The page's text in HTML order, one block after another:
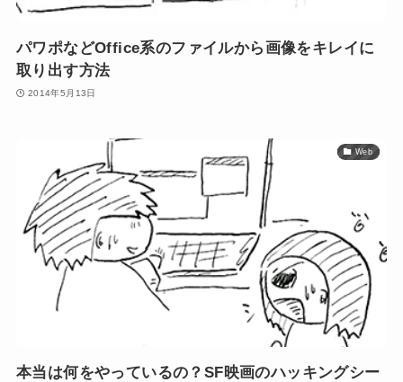
パワポなどOffice系のファイルから画像をキレイに
取り出す方法
2014年5月13日
Web
本当は何をやっているの？SF映画のハッキングシー